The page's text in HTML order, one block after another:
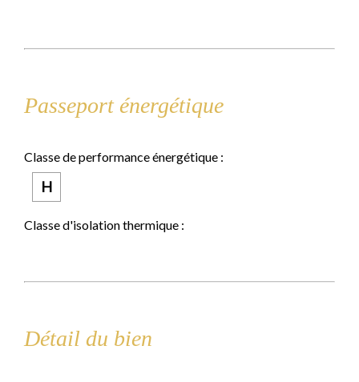
Passeport énergétique
Classe de performance énergétique :
H
Classe d'isolation thermique :
Détail du bien